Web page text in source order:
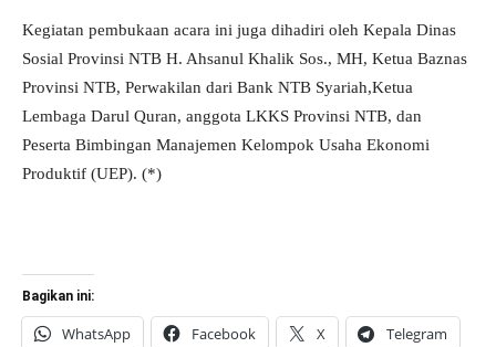
Kegiatan pembukaan acara ini juga dihadiri oleh Kepala Dinas
Sosial Provinsi NTB H. Ahsanul Khalik Sos., MH, Ketua Baznas
Provinsi NTB, Perwakilan dari Bank NTB Syariah,Ketua
Lembaga Darul Quran, anggota LKKS Provinsi NTB, dan
Peserta Bimbingan Manajemen Kelompok Usaha Ekonomi
Produktif (UEP). (*)
Bagikan ini:
WhatsApp Facebook X Telegram